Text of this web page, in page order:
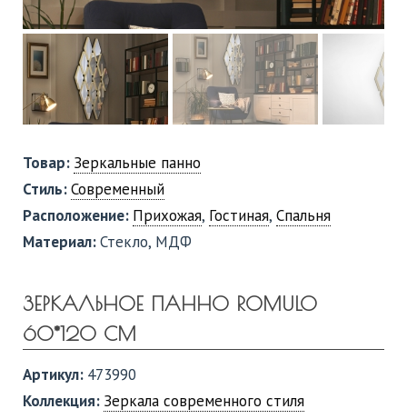
Товар: Зеркальные панно
Стиль:Современный
Расположение: Прихожая, Гостиная, Спальня
Материал:Стекло, МДФ
ЗЕРКАЛЬНОЕ ПАННО ROMULO
60*120 СМ
Артикул: 473990
Коллекция: Зеркала современного стиля